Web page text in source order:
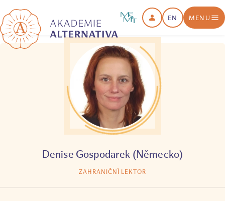
EN MENU
Denise Gospodarek (Německo)
ZAHRANIČNÍ LEKTOR